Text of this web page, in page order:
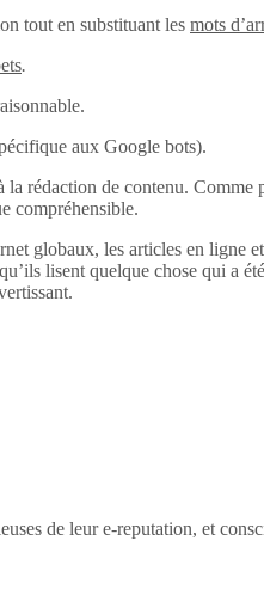
tout en substituant les mots
.
aux Google bots).
rédaction de contenu.
compréhensible.
globaux, les articles en ligne
lisent quelque chose qui a
de leur e-reputation, et